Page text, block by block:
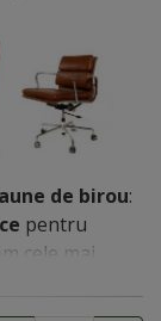
de birou:
pentru
cele mai
, statice.